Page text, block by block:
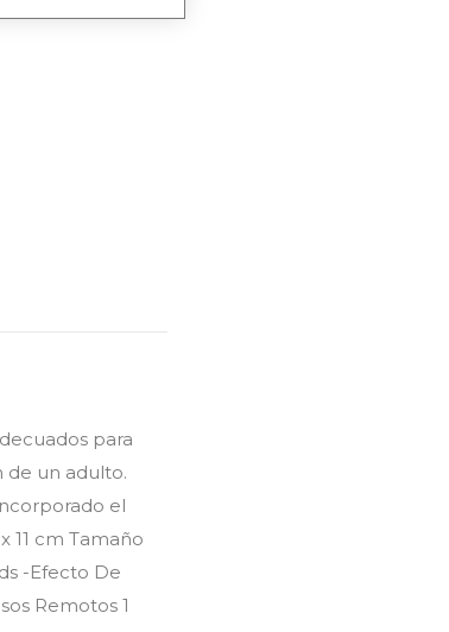
para
de un adulto.
el
11 cm Tamaño
-Efecto De
Remotos 1